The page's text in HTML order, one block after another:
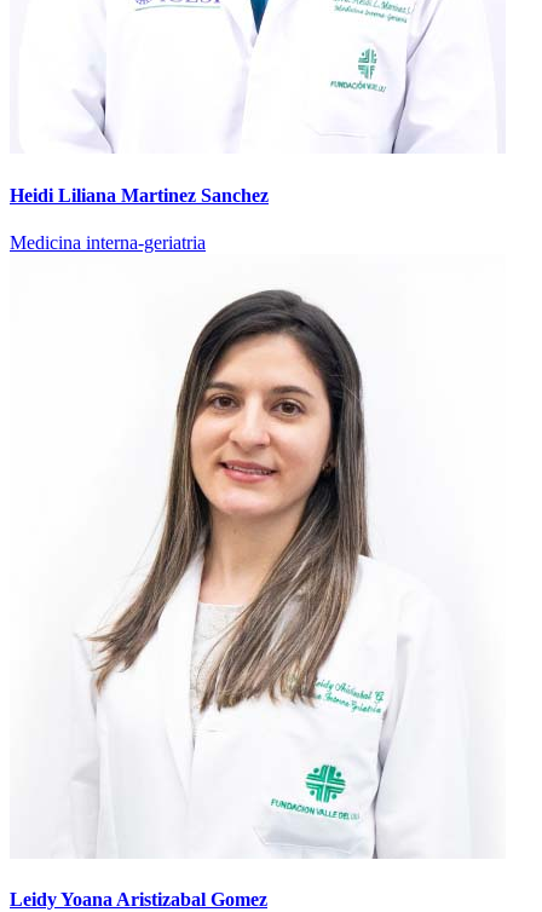
Heidi Liliana Martinez Sanchez
Medicina interna-geriatria
Leidy Yoana Aristizabal Gomez